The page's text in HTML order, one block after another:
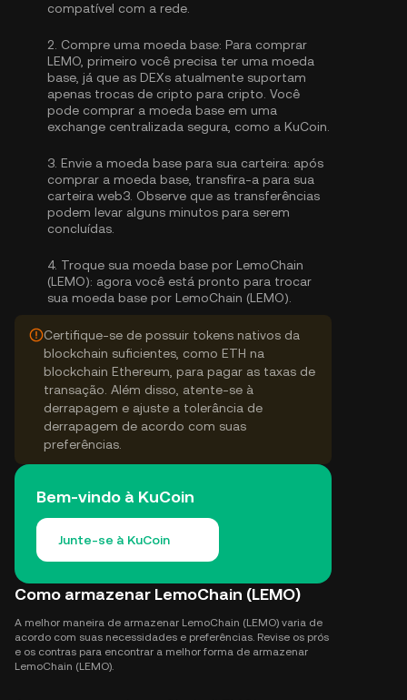
compatível com a rede.
2. Compre uma moeda base: Para comprar
LEMO, primeiro você precisa ter uma moeda
base, já que as DEXs atualmente suportam
apenas trocas de cripto para cripto. Você
pode comprar a moeda base em uma
exchange centralizada segura, como a KuCoin.
3. Envie a moeda base para sua carteira: após
comprar a moeda base, transfira-a para sua
carteira web3. Observe que as transferências
podem levar alguns minutos para serem
concluídas.
4. Troque sua moeda base por LemoChain
(LEMO): agora você está pronto para trocar
sua moeda base por LemoChain (LEMO).
Certifique-se de possuir tokens nativos da
blockchain suficientes, como ETH na
blockchain Ethereum, para pagar as taxas de
transação. Além disso, atente-se à
derrapagem e ajuste a tolerância de
derrapagem de acordo com suas
preferências.
Bem-vindo à KuCoin
Junte-se à KuCoin
Como armazenar LemoChain (LEMO)
A melhor maneira de armazenar LemoChain (LEMO) varia de
acordo com suas necessidades e preferências. Revise os prós
e os contras para encontrar a melhor forma de armazenar
LemoChain (LEMO).